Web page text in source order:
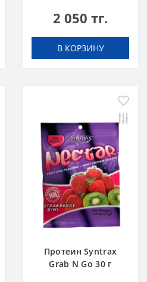
2 050 тг.
В КОРЗИНУ
Протеин Syntrax
Grab N Go 30 г